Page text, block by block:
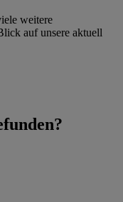
weitere
auf unsere aktuell